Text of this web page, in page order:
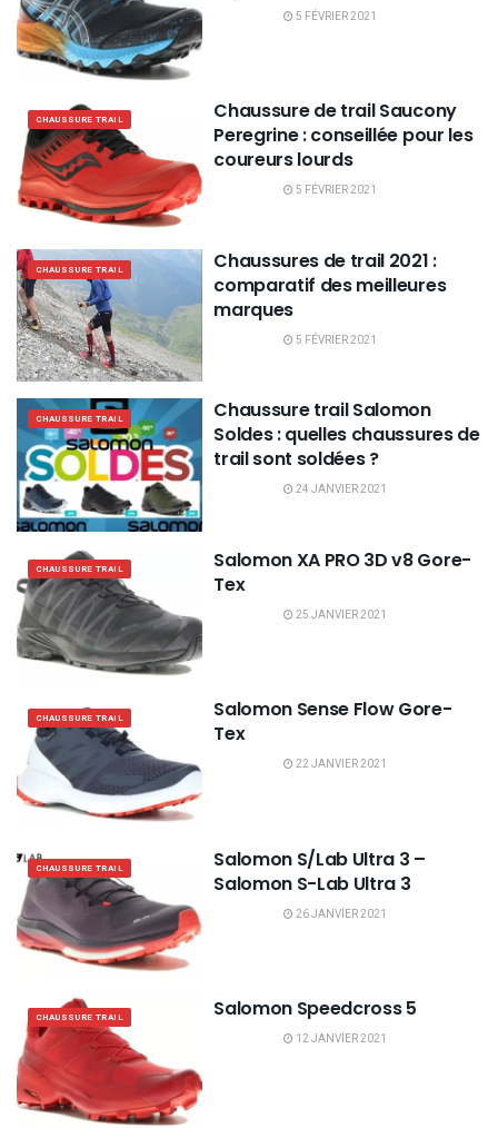
5 FÉVRIER 2021
CHAUSSURE TRAIL
Chaussure de trail Saucony
Peregrine : conseillée pour les
coureurs lourds
5 FÉVRIER 2021
CHAUSSURE TRAIL
Chaussures de trail 2021 :
comparatif des meilleures
marques
5 FÉVRIER 2021
CHAUSSURE TRAIL
Chaussure trail Salomon
Soldes : quelles chaussures de
trail sont soldées ?
24 JANVIER 2021
CHAUSSURE TRAIL
Salomon XA PRO 3D v8 Gore-
Tex
25 JANVIER 2021
CHAUSSURE TRAIL
Salomon Sense Flow Gore-
Tex
22 JANVIER 2021
CHAUSSURE TRAIL
Salomon S/Lab Ultra 3 –
Salomon S-Lab Ultra 3
26 JANVIER 2021
CHAUSSURE TRAIL Salomon Speedcross 5
12 JANVIER 2021